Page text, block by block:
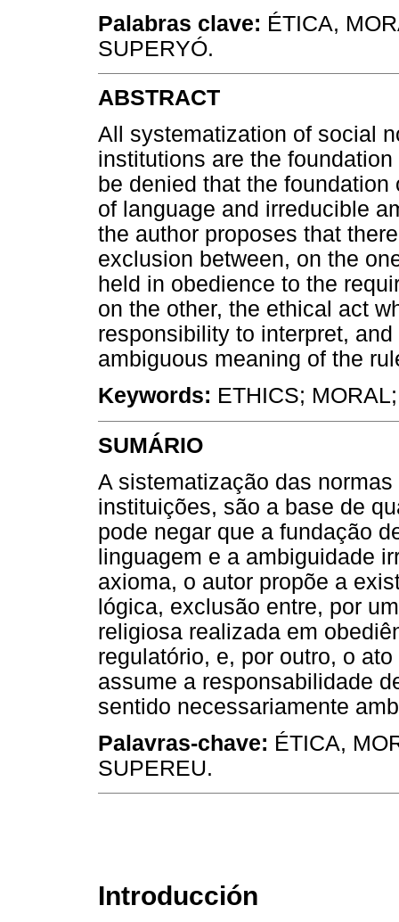
Palabras clave: ÉTICA,
SUPERYÓ.
ABSTRACT
All systematization of social
institutions are the
be denied that the
of language and irreducible
the author proposes that
exclusion between, on the
held in obedience to the
on the other, the ethical act
responsibility to interpret,
ambiguous meaning of the
Keywords: ETHICS;
SUMÁRIO
A sistematização das
instituições, são a base de
pode negar que a fundação
linguagem e a ambiguidade
axioma, o autor propõe a
lógica, exclusão entre, por
religiosa realizada em
regulatório, e, por outro, o
assume a responsabilidade
sentido necessariamente
Palavras-chave: ÉTICA,
SUPEREU.
Introducción